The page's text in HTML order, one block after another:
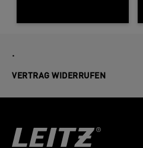
.
VERTRAG WIDERRUFEN